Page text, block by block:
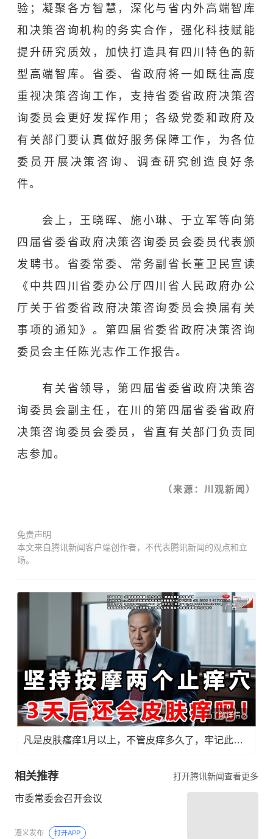
验；凝聚各方智慧，深化与省内外高端智库
和决策咨询机构的务实合作，强化科技赋能
提升研究质效，加快打造具有四川特色的新
型高端智库。省委、省政府将一如既往高度
重视决策咨询工作，支持省委省政府决策咨
询委员会更好发挥作用；各级党委和政府及
有关部门要认真做好服务保障工作，为各位
委员开展决策咨询、调查研究创造良好条
件。
会上，王晓晖、施小琳、于立军等向第
四届省委省政府决策咨询委员会委员代表颁
发聘书。省委常委、常务副省长董卫民宣读
《中共四川省委办公厅四川省人民政府办公
厅关于省委省政府决策咨询委员会换届有关
事项的通知》。第四届省委省政府决策咨询
委员会主任陈光志作工作报告。
有关省领导，第四届省委省政府决策咨
询委员会副主任，在川的第四届省委省政府
决策咨询委员会委员，省直有关部门负责同
志参加。
（来源：川观新闻 ）
免责声明
本文来自腾讯新闻客户端创作者，不代表腾讯新闻的观点和立
场。
广告
了解详情
凡是皮肤瘙痒1月以上，不管皮痒多久了，牢记此法，快！准！狠！
相关推荐 打开腾讯新闻查看更多
市委常委会召开会议
遵义发布 打开APP